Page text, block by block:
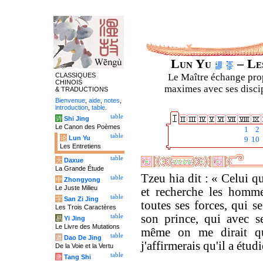
Lun Yu –
Le Maître échange
maximes avec ses
1
2
9 10
Tzeu hia dit : « Celui
et recherche les
toutes ses forces, qui
son prince, qui avec
même on me dirait
j'affirmerais qu'il a
CLASSIQUES
CHINOIS
& TRADUCTIONS
Bienvenue aide notes
introduction table
table
诗 Shi Jing
Le Canon des Poèmes
table
论 Lun Yu
Les Entretiens
table
大 Daxue
La Grande Étude
table
中 Zhongyong
Le Juste Milieu
table
字 San Zi Jing
Les Trois Caractères
table
易 Yi Jing
Le Livre des Mutations
table
道 Dao De Jing
De la Voie et la Vertu
table
唐 Tang Shi